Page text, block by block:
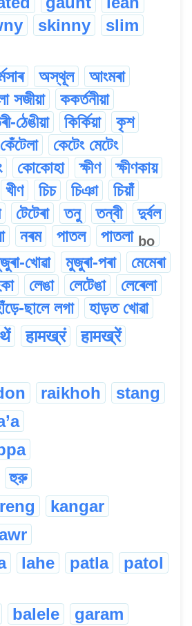
skinny
slim
অস্থূল
আংমৰা
সজীয়া
ককৰ্তনীয়া
ঠেঙীয়া কিৰ্কিয়া
কৃশ
কেঁটেলা
কেটেং মেটেং
কোকোহা ক্ষীণ
ক্ষীণকায়
খীণ চিচ চিঞা
চিয়াঁ
টেটেৰা তনু তন্বী
দুৰ্বল
নৰম পাতল পাতলা bo
খোৱা মুজুৰা-পৰা
মেমেৰা
লেঙা লেটেঙা
লেৰেলা
ছালে লগা হাড়ত খোৱা
हामख्रं हामख्रें
raikhoh stang
হুরু
kangar
lahe patla
patol
balele
garam